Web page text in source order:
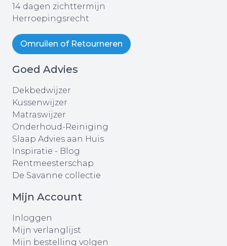
14 dagen zichttermijn
Herroepingsrecht
Omruilen of Retourneren
Goed Advies
Dekbedwijzer
Kussenwijzer
Matraswijzer
Onderhoud-Reiniging
Slaap Advies aan Huis
Inspiratie - Blog
Rentmeesterschap
De Savanne collectie
Mijn Account
Inloggen
Mijn verlanglijst
Mijn bestelling volgen